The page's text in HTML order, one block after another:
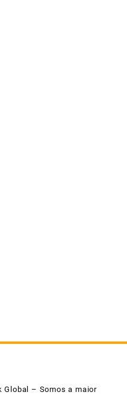
Global – Somos a maior